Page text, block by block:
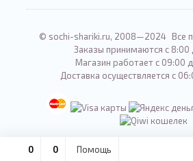
© sochi-shariki.ru, 2008—2024 Все
Заказы принимаются с 8:00
Магазин работает с 09:00
Доставка осуществляется с
0 0 Помощь